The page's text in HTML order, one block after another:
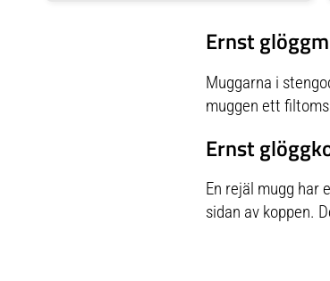
Ernst
Muggarna i
muggen ett
Ernst
En rejäl mugg har
sidan av koppen.